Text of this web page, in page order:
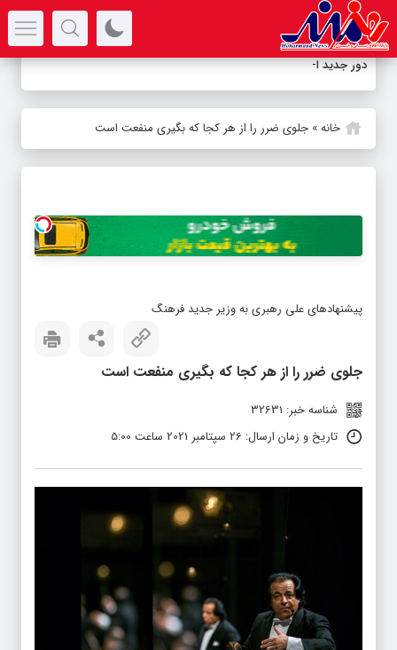
دور جدید اجراهای-
خانه» جلوی ضرر را از هر کجا که بگیری منفعت است
پیشنهادهای علی رهبری به وزیر جدید فرهنگ
جلوی ضرر را از هر کجا که بگیری منفعت است
شناسه خبر: 32631
تاریخ و زمان ارسال: 26 سپتامبر 2021 ساعت 5:00